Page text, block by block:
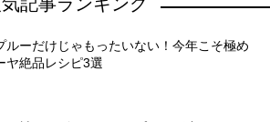
気記事ランキング
ルーだけじゃもったいない！今年こそ極め
ヤ絶品レシピ3選